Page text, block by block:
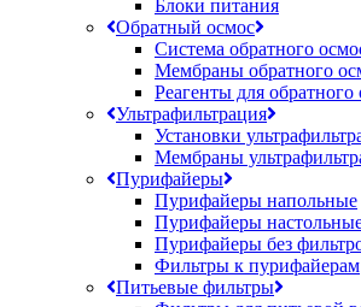
Блоки питания
Обратный осмос
Система обратного
Мембраны обратного
Реагенты для обратного
Ультрафильтрация
Установки
Мембраны
Пурифайеры
Пурифайеры напольные
Пурифайеры
Пурифайеры без
Фильтры к пурифайерам
Питьевые фильтры